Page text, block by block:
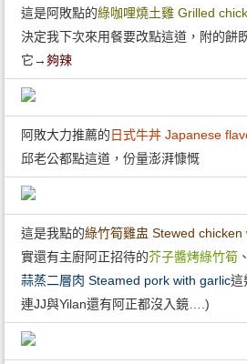
這是阿敗點的綠咖哩燒土雞 Grilled
決定我下次來用餐要改點這道，附的餅
它→夠辣
阿敗大力推薦的 日式牛丼 Japanese
邱老公都點這道，份量澎湃慷慨
這是我點的綠竹筍雞盅 Stewed
實還有主廚阿正招待的芥子醬烤綠竹筍
蒜蒸二層肉 Steamed pork with garlic這
連JJ與Yilan還有阿正都沒入鏡….)